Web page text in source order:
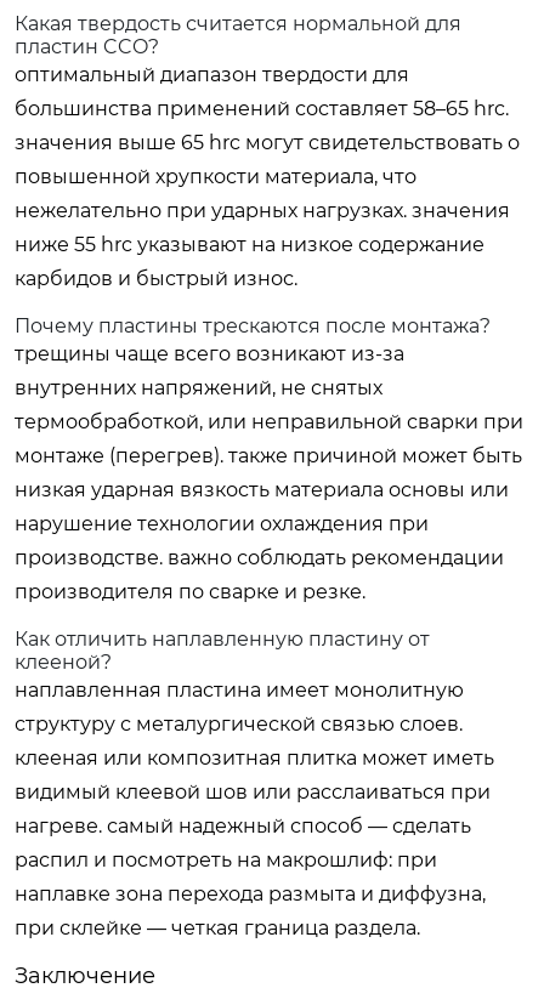
Какая твердость считается нормальной для
пластин CCO?
оптимальный диапазон твердости для
большинства применений составляет 58–65 hrc.
значения выше 65 hrc могут свидетельствовать о
повышенной хрупкости материала, что
нежелательно при ударных нагрузках. значения
ниже 55 hrc указывают на низкое содержание
карбидов и быстрый износ.
Почему пластины трескаются после монтажа?
трещины чаще всего возникают из-за
внутренних напряжений, не снятых
термообработкой, или неправильной сварки при
монтаже (перегрев). также причиной может быть
низкая ударная вязкость материала основы или
нарушение технологии охлаждения при
производстве. важно соблюдать рекомендации
производителя по сварке и резке.
Как отличить наплавленную пластину от
клееной?
наплавленная пластина имеет монолитную
структуру с металургической связью слоев.
клееная или композитная плитка может иметь
видимый клеевой шов или расслаиваться при
нагреве. самый надежный способ — сделать
распил и посмотреть на макрошлиф: при
наплавке зона перехода размыта и диффузна,
при склейке — четкая граница раздела.
Заключение